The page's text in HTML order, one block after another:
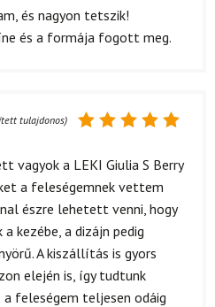
5/ 5
és nagyon tetszik!
és a formája fogott meg.
5/ 5
tulajdonos)
vagyok a LEKI Giulia S Berry
a feleségemnek vettem
észre lehetett venni, hogy
kezébe, a dizájn pedig
A kiszállítás is gyors
elején is, így tudtunk
feleségem teljesen odáig